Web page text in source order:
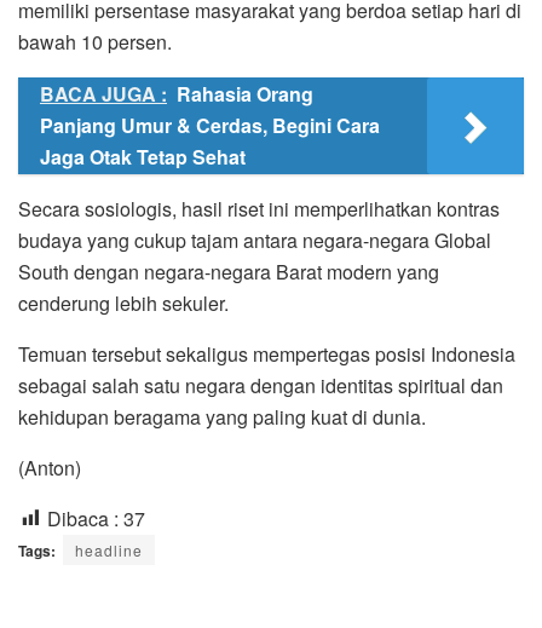
memiliki persentase masyarakat yang berdoa setiap hari di
bawah 10 persen.
BACA JUGA : Rahasia Orang
Panjang Umur & Cerdas, Begini Cara
Jaga Otak Tetap Sehat
Secara sosiologis, hasil riset ini memperlihatkan kontras
budaya yang cukup tajam antara negara-negara Global
South dengan negara-negara Barat modern yang
cenderung lebih sekuler.
Temuan tersebut sekaligus mempertegas posisi Indonesia
sebagai salah satu negara dengan identitas spiritual dan
kehidupan beragama yang paling kuat di dunia.
(Anton)
Dibaca : 37
Tags: headline